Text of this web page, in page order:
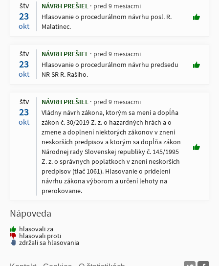
štv
23
okt
NÁVRH PREŠIEL
pred 9 mesiacmi
Hlasovanie o procedurálnom návrhu posl. R.
Malatinec.
štv
23
okt
NÁVRH PREŠIEL
pred 9 mesiacmi
Hlasovanie o procedurálnom návrhu predsedu
NR SR R. Rašiho.
štv
23
okt
NÁVRH PREŠIEL
pred 9 mesiacmi
Vládny návrh zákona, ktorým sa mení a dopĺňa
zákon č. 30/2019 Z. z. o hazardných hrách a o
zmene a doplnení niektorých zákonov v znení
neskorších predpisov a ktorým sa dopĺňa zákon
Národnej rady Slovenskej republiky č. 145/1995
Z. z. o správnych poplatkoch v znení neskorších
predpisov (tlač 1061). Hlasovanie o pridelení
návrhu zákona výborom a určení lehoty na
prerokovanie.
Nápoveda
hlasovali za
hlasovali proti
zdržali sa hlasovania